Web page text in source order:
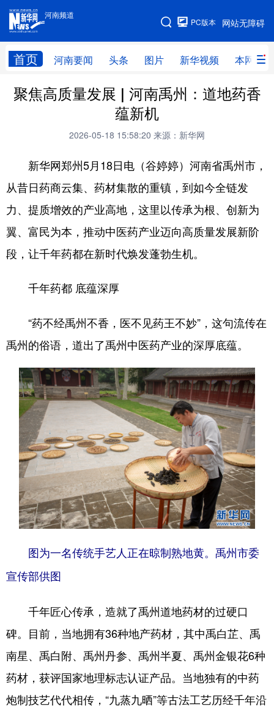
河南频道
网站无障碍
PC版本
首页 河南要闻 头条 图片 新华视频 本网原创
河南频道
网站地图
频道首页 河南要闻 头条
本网原创
新华社记者看河南 领导活动报道集
廉政 人事 新华视频
专题 网群推广 地方动态
民生社会 医疗健康
地方频道
北京 天津 河北
山西 辽宁 吉林
上海 江苏 浙江
安徽 福建 江西
山东 河南 湖北
湖南 广东 广西
海南 重庆 四川
贵州 云南 西藏
陕西 甘肃 青海
宁夏
黑龙江
多语种频道
English Español Français
عربى Русский язык
聚焦高质量发展 | 河南禹州：道地药香
蕴新机
2026-05-18 15:58:20 来源：新华网
新华网郑州5月18日电（谷婷婷）河南省禹州市，
从昔日药商云集、药材集散的重镇，到如今全链发
力、提质增效的产业高地，这里以传承为根、创新为
翼、富民为本，推动中医药产业迈向高质量发展新阶
段，让千年药都在新时代焕发蓬勃生机。
千年药都 底蕴深厚
“药不经禹州不香，医不见药王不妙”，这句流传在
禹州的俗语，道出了禹州中医药产业的深厚底蕴。
图为一名传统手艺人正在晾制熟地黄。禹州市委
宣传部供图
千年匠心传承，造就了禹州道地药材的过硬口
碑。目前，当地拥有36种地产药材，其中禹白芷、禹
南星、禹白附、禹州丹参、禹州半夏、禹州金银花6种
药材，获评国家地理标志认证产品。当地独有的中药
炮制技艺代代相传，“九蒸九晒”等古法工艺历经千年沿